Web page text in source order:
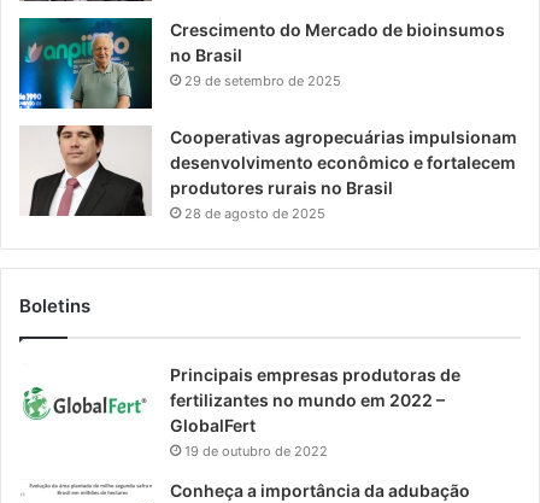
Crescimento do Mercado de bioinsumos
no Brasil
29 de setembro de 2025
Cooperativas agropecuárias impulsionam
desenvolvimento econômico e fortalecem
produtores rurais no Brasil
28 de agosto de 2025
Boletins
Principais empresas produtoras de
fertilizantes no mundo em 2022 –
GlobalFert
19 de outubro de 2022
Conheça a importância da adubação